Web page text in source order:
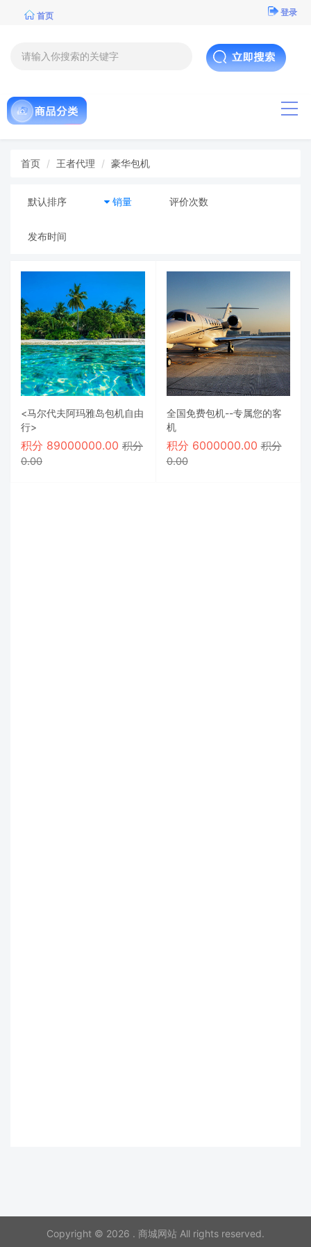
首页 登录
首页 王者代理 豪华包机
默认排序 销量 评价次数
发布时间
<马尔代夫阿玛雅岛包机自由
行>
积分 89000000.00 积分
0.00
全国免费包机--专属您的客
机
积分 6000000.00积分
0.00
Copyright © 2026 . 商城网站 All rights reserved.